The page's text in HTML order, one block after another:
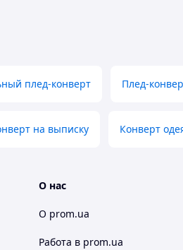
плед-конверт Плед-
на выписку Конверт
О нас
О prom.ua
Работа в prom.ua